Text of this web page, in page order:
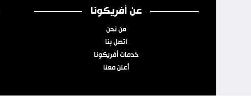
عن أفريكونا
من نحن
اتصل بنا
خدمات أفريكونا
أعلن معنا